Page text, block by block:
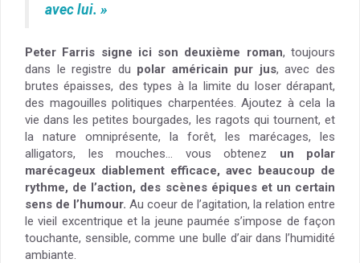
avec lui. »
Peter Farris signe ici son deuxième roman, toujours
dans le registre du polar américain pur jus, avec des
brutes épaisses, des types à la limite du loser dérapant,
des magouilles politiques charpentées. Ajoutez à cela la
vie dans les petites bourgades, les ragots qui tournent, et
la nature omniprésente, la forêt, les marécages, les
alligators, les mouches… vous obtenez un polar
marécageux diablement efficace, avec beaucoup de
rythme, de l’action, des scènes épiques et un certain
sens de l’humour. Au coeur de l’agitation, la relation entre
le vieil excentrique et la jeune paumée s’impose de façon
touchante, sensible, comme une bulle d’air dans l’humidité
ambiante.